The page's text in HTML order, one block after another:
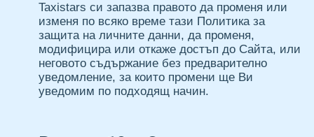
Taxistars си запазва правото да променя или
изменя по всяко време тази Политика за
защита на личните данни, да променя,
модифицира или откаже достъп до Сайта, или
неговото съдържание без предварително
уведомление, за които промени ще Ви
уведомим по подходящ начин.